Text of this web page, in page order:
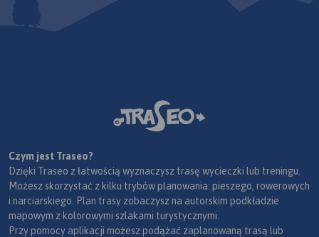
Czym jest Traseo?
Dzięki Traseo z łatwością wyznaczysz trasę wycieczki lub treningu.
Możesz skorzystać z kilku trybów planowania: pieszego, rowerowych
i narciarskiego. Plan trasy zobaczysz na autorskim podkładzie
mapowym z kolorowymi szlakami turystycznymi.
Przy pomocy aplikacji możesz podążać zaplanowaną trasą lub